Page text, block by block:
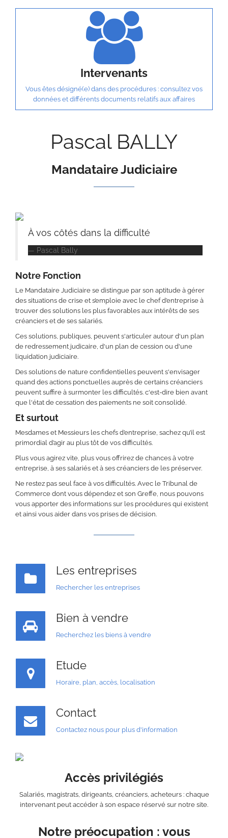
Intervenants
Vous êtes désigné(e) dans des procédures : consultez vos
données et différents documents relatifs aux affaires
Pascal BALLY
Mandataire Judiciaire
À vos côtés dans la difficulté
Pascal Bally
Notre Fonction
Le Mandataire Judiciaire se distingue par son aptitude à gérer
des situations de crise et s’emploie avec le chef d’entreprise à
trouver des solutions les plus favorables aux intérêts de ses
créanciers et de ses salariés.
Ces solutions, publiques, peuvent s'articuler autour d'un plan
de redressement judicaire, d'un plan de cession ou d'une
liquidation judiciaire.
Des solutions de nature confidentielles peuvent s'envisager
quand des actions ponctuelles auprès de certains créanciers
peuvent suffire à surmonter les difficultés. c'est-dire bien avant
que l'état de cessation des paiements ne soit consolidé.
Et surtout
Mesdames et Messieurs les chefs d’entreprise, sachez qu’il est
primordial d’agir au plus tôt de vos difficultés.
Plus vous agirez vite, plus vous offrirez de chances à votre
entreprise, à ses salariés et à ses créanciers de les préserver.
Ne restez pas seul face à vos difficultés. Avec le Tribunal de
Commerce dont vous dépendez et son Greffe, nous pouvons
vous apporter des informations sur les procédures qui existent
et ainsi vous aider dans vos prises de décision.
Les entreprises
Rechercher les entreprises
Bien à vendre
Recherchez les biens à vendre
Etude
Horaire, plan, accès, localisation
Contact
Contactez nous pour plus d'information
Accès privilégiés
Salariés, magistrats, dirigeants, créanciers, acheteurs : chaque
intervenant peut accéder à son espace réservé sur notre site.
Notre préocupation : vous